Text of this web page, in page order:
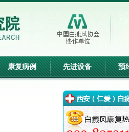
康复病例 先进设备 预